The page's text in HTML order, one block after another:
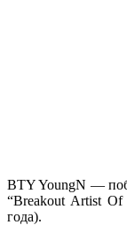
BTY YoungN —
“Breakout Artist Of
года).